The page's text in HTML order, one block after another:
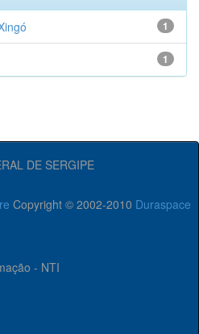
1
1
DE SERGIPE
Copyright © 2002-2010 Duraspace
- NTI